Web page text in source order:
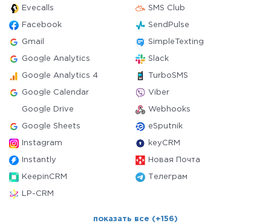
Evecalls SMS Club
Facebook SendPulse
Gmail SimpleTexting
Google Analytics Slack
Google Analytics 4 TurboSMS
Google Calendar Viber
Google Drive Webhooks
Google Sheets eSputnik
Instagram keyCRM
Instantly Новая Почта
KeepinCRM Телеграм
LP-CRM
показать все (+156)